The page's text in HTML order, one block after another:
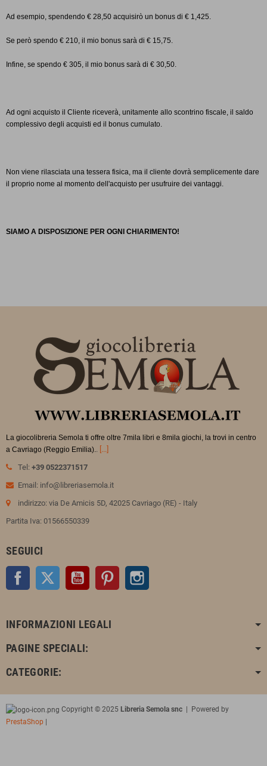
Ad esempio, spendendo € 28,50 acquisirò un bonus di € 1,425.
Se però spendo € 210, il mio bonus sarà di € 15,75.
Infine, se spendo € 305, il mio bonus sarà di € 30,50.
Ad ogni acquisto il Cliente riceverà, unitamente allo scontrino fiscale, il saldo
complessivo degli acquisti ed il bonus cumulato.
Non viene rilasciata una tessera fisica, ma il cliente dovrà semplicemente dare
il proprio nome al momento dell'acquisto per usufruire dei vantaggi.
SIAMO A DISPOSIZIONE PER OGNI CHIARIMENTO!
La giocolibreria Semola ti offre oltre 7mila libri e 8mila giochi, la trovi in centro
a Cavriago (Reggio Emilia).. [...]
Tel: +39 0522371517
Email: info@libreriasemola.it
indirizzo: via De Amicis 5D, 42025 Cavriago (RE) - Italy
Partita Iva: 01566550339
SEGUICI
Facebook Twitter YouTube Pinterest
INFORMAZIONI LEGALI
PAGINE SPECIALI:
CATEGORIE:
Copyright © 2025 Libreria Semola snc | Powered by
PrestaShop